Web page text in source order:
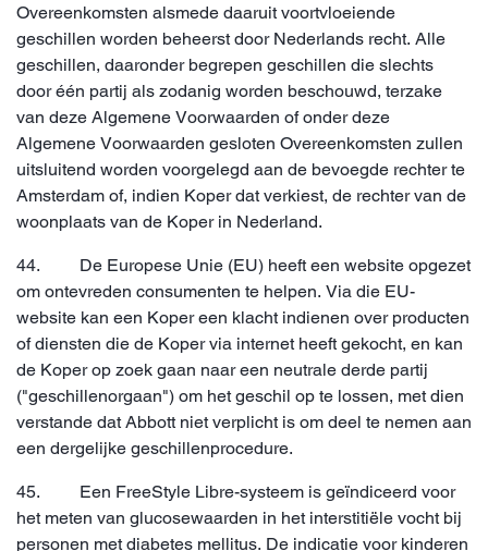
Overeenkomsten alsmede daaruit voortvloeiende
geschillen worden beheerst door Nederlands recht. Alle
geschillen, daaronder begrepen geschillen die slechts
door één partij als zodanig worden beschouwd, terzake
van deze Algemene Voorwaarden of onder deze
Algemene Voorwaarden gesloten Overeenkomsten zullen
uitsluitend worden voorgelegd aan de bevoegde rechter te
Amsterdam of, indien Koper dat verkiest, de rechter van de
woonplaats van de Koper in Nederland.
44. De Europese Unie (EU) heeft een website opgezet
om ontevreden consumenten te helpen. Via die EU-
website kan een Koper een klacht indienen over producten
of diensten die de Koper via internet heeft gekocht, en kan
de Koper op zoek gaan naar een neutrale derde partij
("geschillenorgaan") om het geschil op te lossen, met dien
verstande dat Abbott niet verplicht is om deel te nemen aan
een dergelijke geschillenprocedure.
45. Een FreeStyle Libre-systeem is geïndiceerd voor
het meten van glucosewaarden in het interstitiële vocht bij
personen met diabetes mellitus. De indicatie voor kinderen